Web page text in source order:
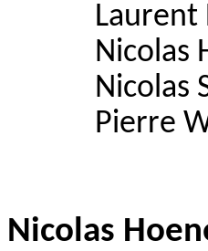
Laurent
Nicolas
Nicolas
Pierre
Nicolas